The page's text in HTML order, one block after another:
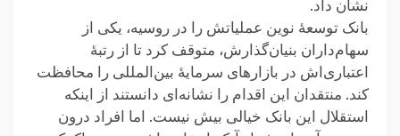
نشان داد.‏
بانک توسعهٔ نوین عملیاتش را در روسیه، یکی از
سهام‌داران بنیان‌گذارش، متوقف کرد تا از رتبهٔ
اعتباری‌اش در ‏بازارهای سرمایهٔ بین‌المللی را محافظت
کند. منتقدان این اقدام را نشانه‌ای دانستند از اینکه
استقلال این بانک خیالی بیش نیست. اما ‏افراد درون